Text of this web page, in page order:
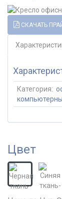
СКАЧАТЬ
Категория:
Цвет